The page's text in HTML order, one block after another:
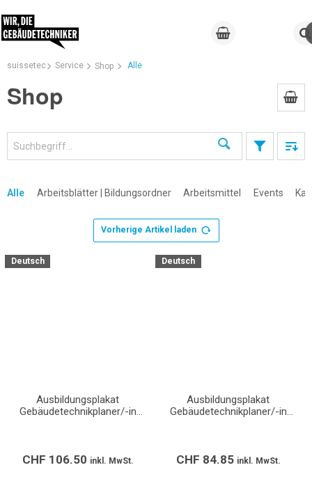
suissetec Service Shop Alle
Shop
Suchen
Alle Arbeitsblätter | Bildungsordner Arbeitsmittel Events
Vorherige Artikel laden
Deutsch
Ausbildungsplakat
Gebäudetechnikplaner/-in
CHF 106.50 inkl. MwSt.
Deutsch
Ausbildungsplakat
Gebäudetechnikplaner/-in
CHF 84.85 inkl. MwSt.